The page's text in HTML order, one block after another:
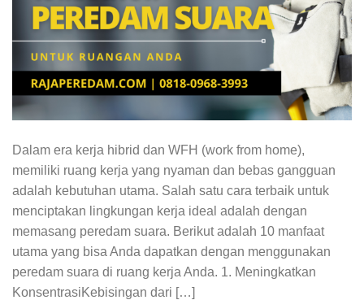
Dalam era kerja hibrid dan WFH (work from home),
memiliki ruang kerja yang nyaman dan bebas gangguan
adalah kebutuhan utama. Salah satu cara terbaik untuk
menciptakan lingkungan kerja ideal adalah dengan
memasang peredam suara. Berikut adalah 10 manfaat
utama yang bisa Anda dapatkan dengan menggunakan
peredam suara di ruang kerja Anda. 1. Meningkatkan
KonsentrasiKebisingan dari […]